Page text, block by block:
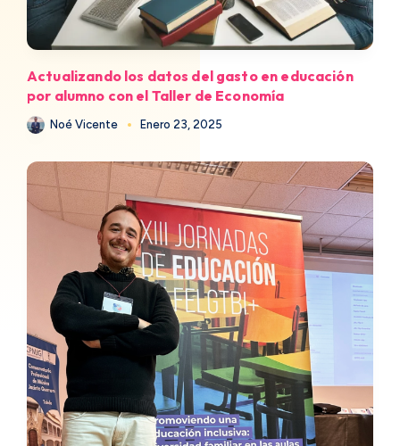
Actualizando los datos del gasto en educación
por alumno con el Taller de Economía
Noé Vicente Enero 23, 2025